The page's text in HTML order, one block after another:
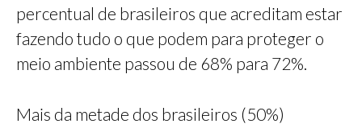
percentual de brasileiros que acreditam estar
fazendo tudo o que podem para proteger o
meio ambiente passou de 68% para 72%.
Mais da metade dos brasileiros (50%)